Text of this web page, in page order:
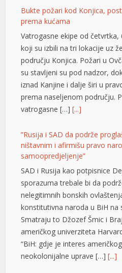
”Rusija i SAD da podrže
ništavnim i afirmišu pravo
samoopredjeljenje”
SAD i Rusija kao potpisnice
sporazuma trebale bi da
nelegitimnih bonskih
konstitutivna naroda u BiH na
Smatraju to Džozef Šmic i
američkog univerziteta
neokolonijalne uprave […][...]
Kilometarske kolone u Banjaluci
Vozače koji ovog jutra izlaze
ogromni zastoji i saobraćajni
radovima i izmjenama režima
Prijedorskoj petlji. Zbog
frekventnoj dionici nastale su
saobraćaj se odvija izuzetno
savjetuje izbjegavanje brzog
Jedan od vozača na